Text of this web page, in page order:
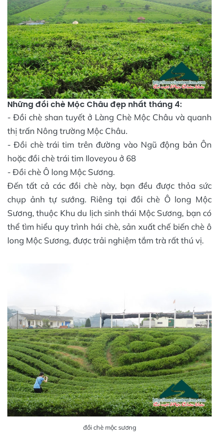
Những đồi chè Mộc Châu đẹp nhất tháng 4:
- Đồi chè shan tuyết ở Làng Chè Mộc Châu và quanh
thị trấn Nông trường Mộc Châu.
- Đồi chè trái tim trên đường vào Ngũ động bản Ôn
hoặc đồi chè trái tim Iloveyou ở 68
- Đồi chè Ô long Mộc Sương.
Đến tất cả các đồi chè này, bạn đều được thỏa sức
chụp ảnh tự sướng. Riêng tại đồi chè Ô long Mộc
Sương, thuộc Khu du lịch sinh thái Mộc Sương, bạn có
thể tìm hiểu quy trình hái chè, sản xuất chế biến chè ô
long Mộc Sương, được trải nghiệm tắm trà rất thú vị.
đồi chè mộc sương